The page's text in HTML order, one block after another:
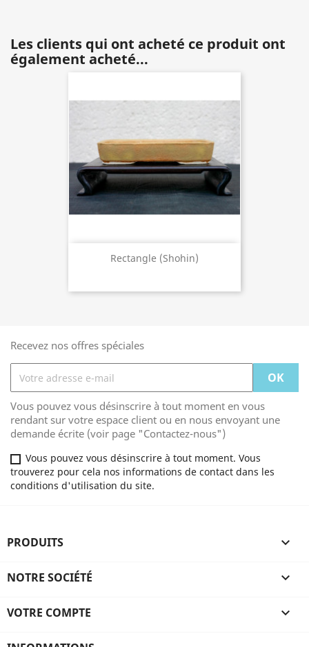
Les clients qui ont acheté ce produit ont
également acheté...
Rectangle (shohin)
Recevez nos offres spéciales
Vous pouvez vous désinscrire à tout moment en vous
rendant sur votre espace client ou en nous envoyant une
demande écrite (voir page "Contactez-nous")
Vous pouvez vous désinscrire à tout moment. Vous
trouverez pour cela nos informations de contact dans les
conditions d'utilisation du site.
PRODUITS 
NOTRE SOCIÉTÉ 
VOTRE COMPTE 